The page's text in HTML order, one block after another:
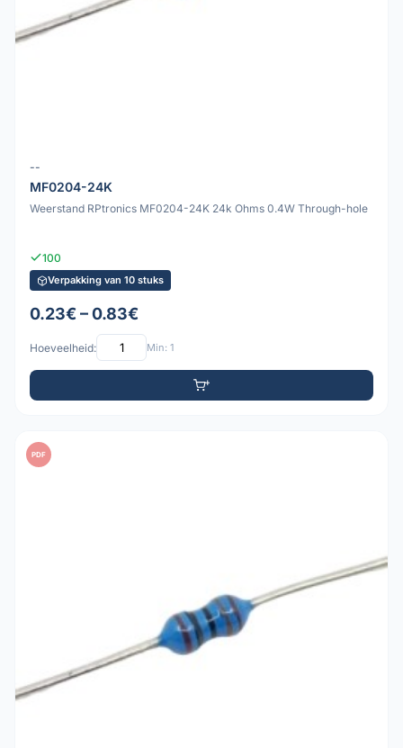
--
MF0204-24K
Weerstand RPtronics MF0204-24K 24k Ohms 0.4W Through-hole
100
Verpakking van 10 stuks
0.23€ – 0.83€
Hoeveelheid: Min: 1
PDF